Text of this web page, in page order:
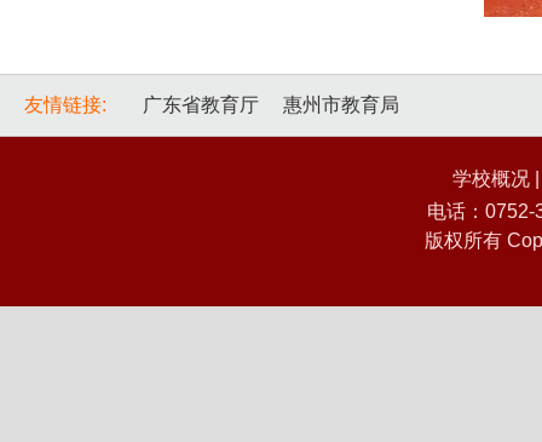
友情链接: 广东省教育厅 惠州市教育局
学校概况
电话：0752-
版权所有